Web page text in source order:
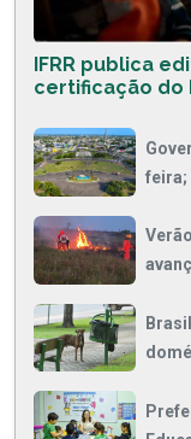
IFRR publica
certificação do
feira;